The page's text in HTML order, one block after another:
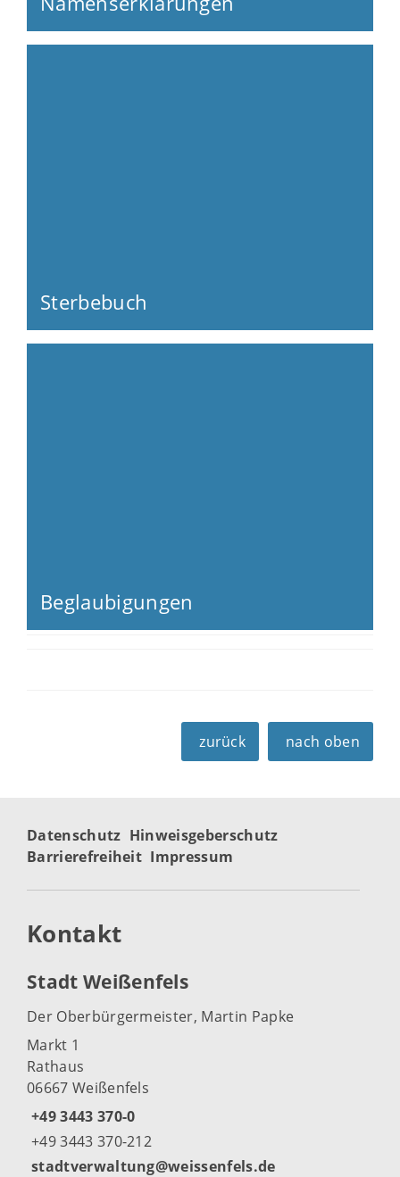
Sterbebuch
Beglaubigungen
zurück nach oben
Datenschutz Hinweisgeberschutz
Barrierefreiheit Impressum
Kontakt
Stadt Weißenfels
Der Oberbürgermeister, Martin Papke
Markt 1
Rathaus
06667 Weißenfels
+49 3443 370-0
+49 3443 370-212
stadtverwaltung@weissenfels.de